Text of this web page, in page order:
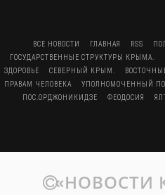
ВСЕ НОВОСТИ ГЛАВНАЯ RSS
ГОСУДАРСТВЕННЫЕ СТРУКТУРЫ КРЫМА.
ЗДОРОВЬЕ
СЕВЕРНЫЙ КРЫМ.
ПРАВАМ ЧЕЛОВЕКА
УПОЛНОМОЧЕННЫЙ ПО
ПОС.ОРДЖОНИКИДЗЕ
ФЕОДОСИЯ
«НОВОСТИ